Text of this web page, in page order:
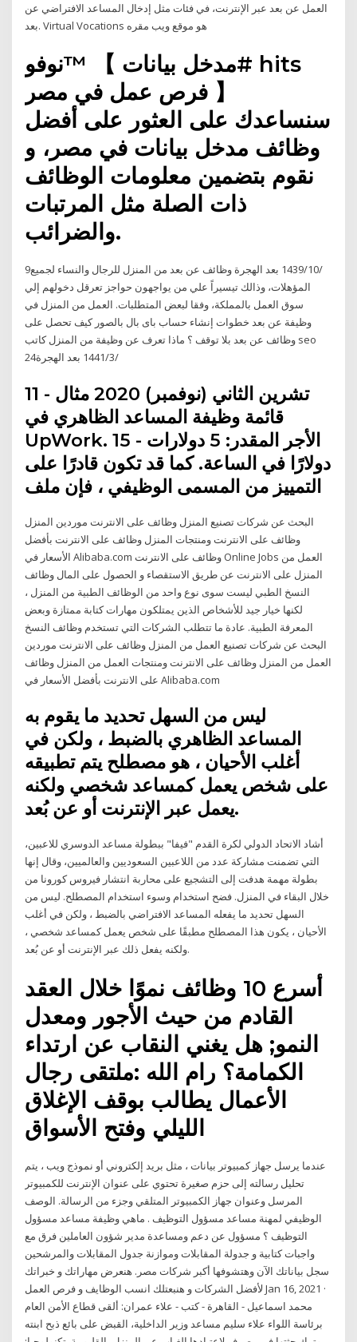
العمل عن بعد عبر الإنترنت، في فئات مثل إدخال المساعد الافتراضي عن
بعد. Virtual Vocations هو موقع ويب مقره
نوفو™ 【 مدخل بيانات# hits
فرص عمل في مصر 】
سنساعدك على العثور على أفضل
وظائف مدخل بيانات في مصر، و
نقوم بتضمين معلومات الوظائف
ذات الصلة مثل المرتبات
والضرائب.
9‏‏/10‏‏/1439 بعد الهجرة وظائف عن بعد من المنزل للرجال والنساء لجميع
المؤهلات، وذالك تيسيراً علي من يواجهون حواجز تعرقل دخولهم إلي
سوق العمل بالمملكة، وفقا لبعض المتطلبات. العمل من المنزل في
وظيفة عن بعد خطوات إنشاء حساب باى بال بالصور كيف تحصل على
وظائف عن بعد بلا توقف ؟ ماذا تعرف عن وظيفة من المنزل كاتب seo
24‏‏/3‏‏/1441 بعد الهجرة
11 تشرين الثاني (نوفمبر) 2020 مثال -
قائمة وظيفة المساعد الظاهري في
UpWork. الأجر المقدر: 5 دولارات - 15
دولارًا في الساعة. كما قد تكون قادرًا على
البحث عن شركات تصنيع المنزل وظائف على الانترنت موردين المنزل
وظائف على الانترنت ومنتجات المنزل وظائف على الانترنت بأفضل
الأسعار في Alibaba.com وظائف على الانترنت Online Jobs العمل من
المنزل على الانترنت عن طريق الاستقصاء و الحصول على المال وظائف
النسخ الطبي ليست سوى نوع واحد من الوظائف الطبية من المنزل ،
لكنها خيار جيد للأشخاص الذين يمتلكون مهارات كتابة ممتازة وبعض
المعرفة الطبية. عادة ما تتطلب الشركات التي تستخدم وظائف النسخ
البحث عن شركات تصنيع العمل من المنزل وظائف على الانترنت موردين
العمل من المنزل وظائف على الانترنت ومنتجات العمل من المنزل وظائف
على الانترنت بأفضل الأسعار في Alibaba.com
ليس من السهل تحديد ما يقوم به
المساعد الظاهري بالضبط ، ولكن في
أغلب الأحيان ، هو مصطلح يتم تطبيقه
على شخص يعمل كمساعد شخصي ولكنه
يعمل عبر الإنترنت أو عن بُعد.
أشاد الاتحاد الدولي لكرة القدم "فيفا" ببطولة مساعد الدوسري للاعبين،
التي تضمنت مشاركة عدد من اللاعبين السعوديين والعالميين، وقال إنها
بطولة مهمة هدفت إلى التشجيع على محاربة انتشار فيروس كورونا من
خلال البقاء في المنزل. فضح استخدام وسوء استخدام المصطلح. ليس من
السهل تحديد ما يفعله المساعد الافتراضي بالضبط ، ولكن في أغلب
الأحيان ، يكون هذا المصطلح مطبقًا على شخص يعمل كمساعد شخصي ،
ولكنه يفعل ذلك عبر الإنترنت أو عن بُعد.
أسرع 10 وظائف نموًا خلال العقد
القادم من حيث الأجور ومعدل
النمو; هل يغني النقاب عن ارتداء
الكمامة؟ رام الله :ملتقى رجال
الأعمال يطالب بوقف الإغلاق
الليلي وفتح الأسواق
عندما يرسل جهاز كمبيوتر بيانات ، مثل بريد إلكتروني أو نموذج ويب ، يتم
تحليل رسالته إلى حزم صغيرة تحتوي على عنوان الإنترنت للكمبيوتر
المرسل وعنوان جهاز الكمبيوتر المتلقي وجزء من الرسالة. الوصف
الوظيفي لمهنة مساعد مسؤول التوظيف . ماهي وظيفة مساعد مسؤول
التوظيف ؟ مسؤول عن دعم ومساعدة مدير شؤون العاملين فرق مع
واجبات كتابية و جدولة المقابلات وموازنة جدول المقابلات والمرشحين
سجل بياناتك الآن وهتشوفها أكبر شركات مصر. هنعرض مهاراتك و خبراتك
لأفضل الشركات و هنبعتلك انسب الوظايف و فرص العمل Jan 16, 2021 ·
محمد اسماعيل - القاهرة - كتب - علاء عمران: ألقى قطاع الأمن العام
برئاسة اللواء علاء سليم مساعد وزير الداخلية، القبض على بائع ذبح ابنته